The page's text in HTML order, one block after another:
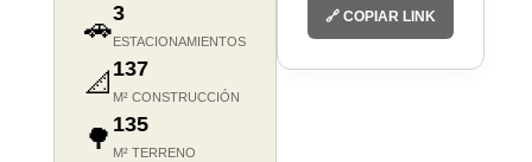
🚗3
ESTACIONAMIENTOS
📐 137
M² CONSTRUCCIÓN
🌳 135
M² TERRENO
🔗 COPIAR LINK